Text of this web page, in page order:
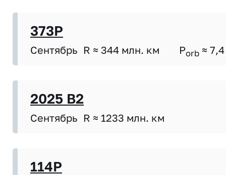
373P
Сентябрь R ≈ 344 млн. км Porb ≈ 7,4
2025 B2
Сентябрь R ≈ 1233 млн. км
114P